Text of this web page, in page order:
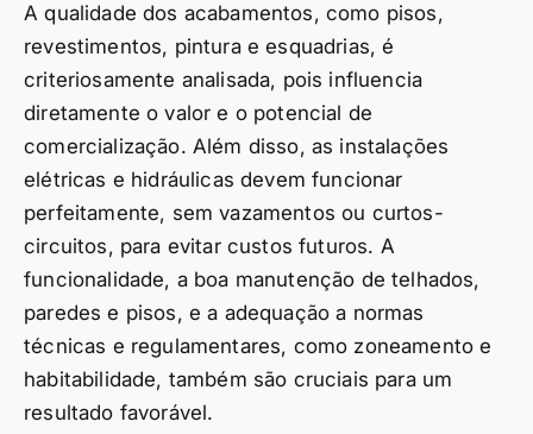
A qualidade dos acabamentos, como pisos,
revestimentos, pintura e esquadrias, é
criteriosamente analisada, pois influencia
diretamente o valor e o potencial de
comercialização. Além disso, as instalações
elétricas e hidráulicas devem funcionar
perfeitamente, sem vazamentos ou curtos-
circuitos, para evitar custos futuros. A
funcionalidade, a boa manutenção de telhados,
paredes e pisos, e a adequação a normas
técnicas e regulamentares, como zoneamento e
habitabilidade, também são cruciais para um
resultado favorável.